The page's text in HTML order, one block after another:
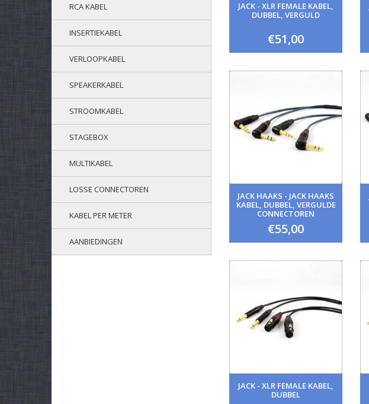
RCA KABEL
INSERTIEKABEL
VERLOOPKABEL
SPEAKERKABEL
STROOMKABEL
STAGEBOX
MULTIKABEL
LOSSE CONNECTOREN
KABEL PER METER
AANBIEDINGEN
JACK - XLR FEMALE KABEL,
DUBBEL, VERGULD
€51,00
JACK HAAKS - JACK HAAKS
KABEL, DUBBEL, VERGULDE
CONNECTOREN
€55,00
JACK - XLR FEMALE KABEL,
DUBBEL